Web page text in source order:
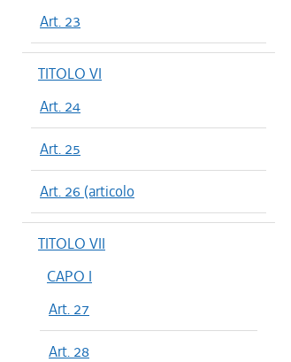
Art. 23
TITOLO VI
Art. 24
Art. 25
Art. 26 (articolo
TITOLO VII
CAPO I
Art. 27
Art. 28